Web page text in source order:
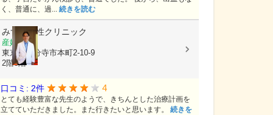
く、普通に、過... 続きを読む
みずほ女性クリニック
産婦人科
東京都国分寺市本町2-10-9
2階3階
口コミ: 2件 4
とても経験豊富な先生のようで、きちんとした治療計画を
立てていただきました。また行きたいと思います。 続きを